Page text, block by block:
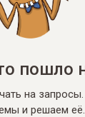
пошло
на
и решаем её.